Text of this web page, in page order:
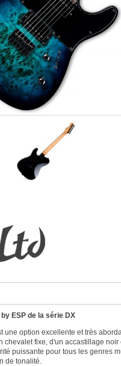
ESP de la série DX
une option excellente et très
chevalet fixe, d'un accastillage
puissante pour tous les genres
de tonalité.